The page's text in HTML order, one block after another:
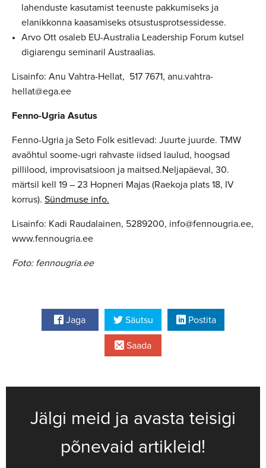
lahenduste kasutamist teenuste pakkumiseks ja
elanikkonna kaasamiseks otsustusprotsessidesse.
Arvo Ott osaleb EU-Australia Leadership Forum kutsel
digiarengu seminaril Austraalias.
Lisainfo: Anu Vahtra-Hellat, 517 7671, anu.vahtra-
hellat@ega.ee
Fenno-Ugria Asutus
Fenno-Ugria ja Seto Folk esitlevad: Juurte juurde. TMW
avaõhtul soome-ugri rahvaste iidsed laulud, hoogsad
pillilood, improvisatsioon ja maitsed.Neljapäeval, 30.
märtsil kell 19 – 23 Hopneri Majas (Raekoja plats 18, IV
korrus). Sündmuse info.
Lisainfo: Kadi Raudalainen, 5289200, info@fennougria.ee,
www.fennougria.ee
Foto: fennougria.ee
Jaga Säutsu Postita
Saada
Jälgi meid ja avasta teisigi
põnevaid artikleid!